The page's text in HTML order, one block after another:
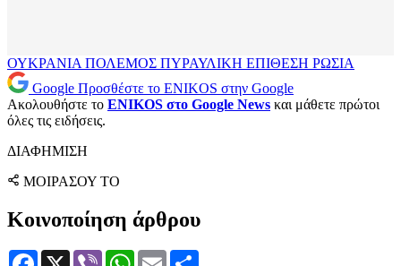
ΟΥΚΡΑΝΙΑ ΠΟΛΕΜΟΣ ΠΥΡΑΥΛΙΚΗ ΕΠΙΘΕΣΗ ΡΩΣΙΑ
Google Προσθέστε το ENIKOS στην Google
Ακολουθήστε το ENIKOS στο Google News και μάθετε πρώτοι
όλες τις ειδήσεις.
ΔΙΑΦΗΜΙΣΗ
ΜΟΙΡΑΣΟΥ ΤΟ
Κοινοποίηση άρθρου
Facebook
X Viber WhatsApp
Email